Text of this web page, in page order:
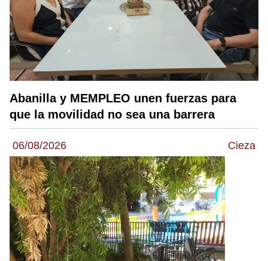
Abanilla y MEMPLEO unen fuerzas para
que la movilidad no sea una barrera
06/08/2026 Cieza